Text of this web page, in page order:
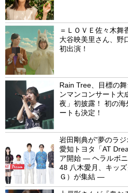
＝ＬＯＶＥ佐々木舞
大谷映美里さん、野
初出演！
Rain Tree、目標の
ンマンコンサート大
夜」初披露！ 初の
ートも決定！
岩田剛典が”夢のラジ
愛知トヨタ「AT
ア開始 ― ヘラルボ
48 八木愛月、キッ
Ｇ）が集結 ―